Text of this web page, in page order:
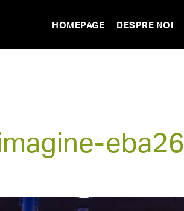
HOMEPAGE DESPRE NOI
eba26